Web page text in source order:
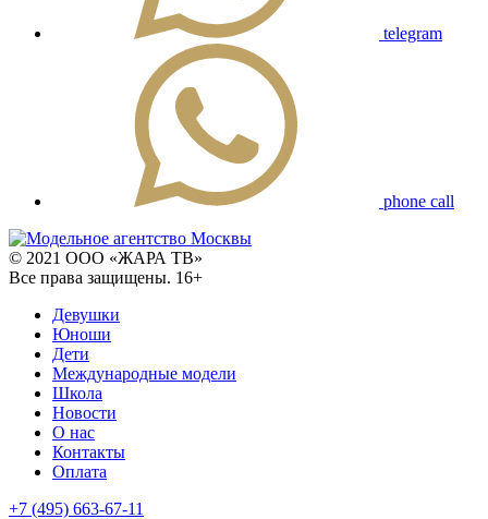
telegram
phone call
© 2021 ООО «ЖАРА ТВ»
Все права защищены. 16+
Девушки
Юноши
Дети
Международные модели
Школа
Новости
О нас
Контакты
Оплата
+7 (495) 663-67-11